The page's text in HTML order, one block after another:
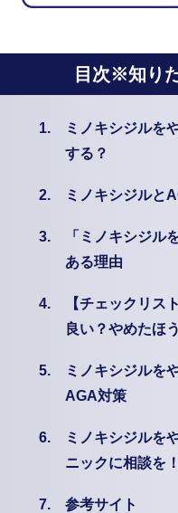
目次※知り
1.
ミノキシジルを
する？
2. ミノキシジルと
3.
「ミノキシジル
ある理由
4.
【チェックリス
良い？やめたほ
5.
ミノキシジルを
AGA対策
6.
ミノキシジルを
ニックに相談を！
7. 参考サイト